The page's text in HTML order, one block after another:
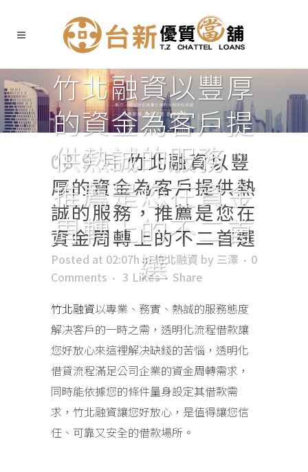
竹北融資以豐厚
的資金為客戶提
供熱誠的服務，
推薦是您在資金
周轉上的不二首
選
08 9 月竹北融資以豐
厚的資金為客戶提供熱
誠的服務，推薦是您在
資金周轉上的不二首選
Posted at 02:07hin竹北融資 by 三澤
0
Comments
3 Likes
Share
竹北融資以專業、務實、熱誠的服務態度
解决客戶的一時之需，透明化流程借款讓
您好放心來這裡解决缺錢的苦惱，透明化
借貸流程滿足公司企業的資金周轉需求，
同時能依據您的條件量身設定其借款需
求，竹北融資讓您好放心，是值得讓您信
任、可靠又安全的借款場所。